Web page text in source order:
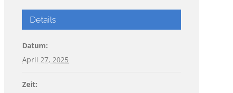
Details
Datum:
April 27, 2025
Zeit: